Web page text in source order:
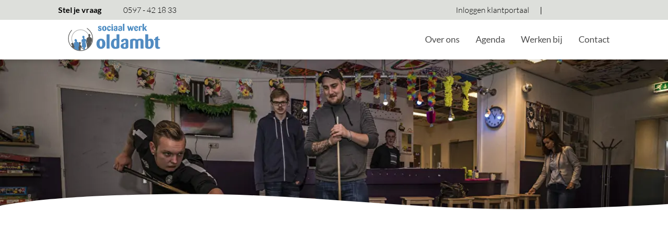
Stel je vraag 0597 - 42 18 33 Inloggen klantportaal
Hoog contrast wisselen
Lettergrootte vergroten
Lettergrootte
HomeOver ons Agenda Werken bij Contact